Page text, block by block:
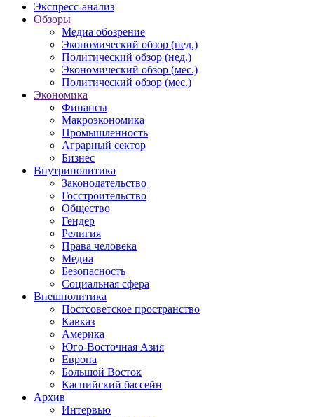
Экспресс-анализ
Обзоры
Медиа обозрение
Экономический обзор (нед.)
Политический обзор (нед.)
Экономический обзор (мес.)
Политический обзор (мес.)
Экономика
Финансы
Макроэкономика
Промышленность
Аграрный сектор
Бизнес
Внутриполитика
Законодательство
Госстроительство
Общество
Гендер
Религия
Права человека
Медиа
Безопасность
Социальная сфера
Внешполитика
Постсоветское пространство
Кавказ
Америка
Юго-Восточная Азия
Европа
Большой Восток
Каспийский бассейн
Архив
Интервью